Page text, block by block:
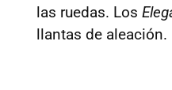
las ruedas. Los
llantas de aleación.